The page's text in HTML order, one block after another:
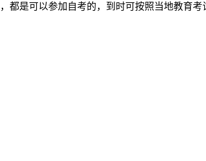
是可以参加自考的，到时可按照当地教育考